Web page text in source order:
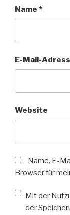
Name *
E-Mail-
Website
Name, E-
Browser für
Mit der
der